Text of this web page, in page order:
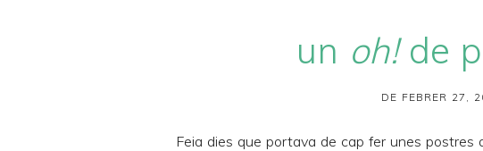
un oh!de
DE FEBRER 27,
Feia dies que portava de cap fer unes postres